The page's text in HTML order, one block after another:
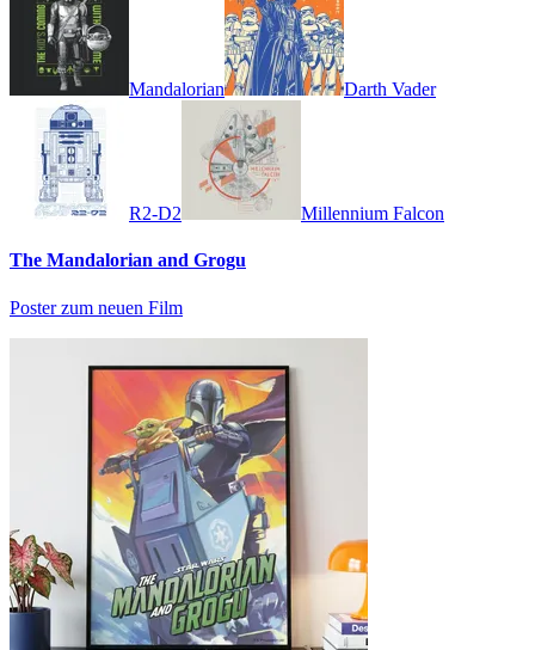
Mandalorian Darth Vader
R2-D2 Millennium Falcon
The Mandalorian and Grogu
Poster zum neuen Film